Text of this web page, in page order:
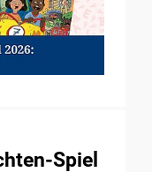
Spiel